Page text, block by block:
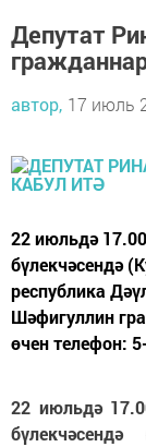
Депутат
автор, 17 июль
22 июльдә
бүлекчәсендә
республика
Шәфигуллин
өчен телефон:
22 июльдә